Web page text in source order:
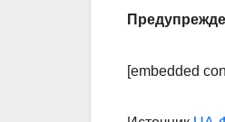
[embedded